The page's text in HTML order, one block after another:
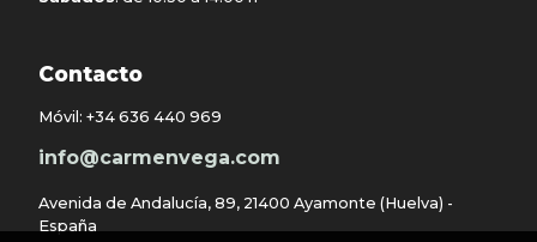
Contacto
Móvil: +34 636 440 969
info@carmenvega.com
Avenida de Andalucía, 89, 21400 Ayamonte (Huelva) -
España